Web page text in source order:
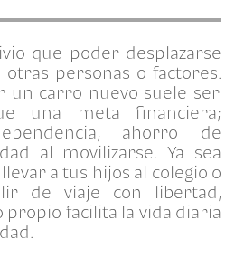
que poder desplazarse
otras personas o factores.
un carro nuevo suele ser
una meta financiera;
ahorro de
al movilizarse. Ya sea
atus hijos al colegio o
de viaje con libertad,
facilita la vida diaria